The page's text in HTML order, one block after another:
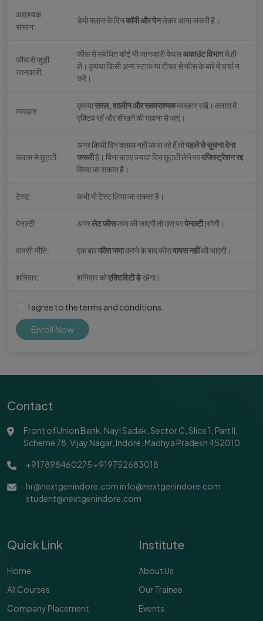
आवश्यक
सामान:
डेमो क्लास के दिनकॉपी और पेनलेकर आना जरूरी है।
फीस से जुड़ी
जानकारी:
फीस से संबंधित कोई भी जानकारी केवलअकाउंट विभागसे ही
लें। कृपया किसी अन्य स्टाफ या टीचर से फीस के बारे में चर्चा न
करें।
व्यवहार:
कृपयासरल, शालीन और सकारात्मकव्यवहार रखें। क्लास में
एक्टिव रहें और सीखने की भावना से आएं।
क्लास से छुट्टी:
अगर किसी दिन क्लास नहीं आ पा रहे हैं तोपहले से सूचना देना
जरूरीहै। बिना बताए ज़्यादा दिन छुट्टी लेने पररजिस्ट्रेशन रद्द
किया जा सकता है।
टेस्ट: कभी भी टेस्ट लिया जा सकता है।
पेनल्टी: अगरलेट फीसजमा की जाएगी तो उस परपेनल्टीलगेगी।
वापसी नीति: एक बारफीस जमाकरने के बाद फीसवापस नहींकी जाएगी।
शनिवार: शनिवार कोएक्टिविटी डेरहेगा।
I agree to the terms and conditions.
Enroll Now
Contact
Front of Union Bank, Nayi Sadak, Sector C, Slice 1, Part II,
Scheme 78, Vijay Nagar, Indore, Madhya Pradesh 452010
+917898460275 +919752683018
hr@nextgenindore.com info@nextgenindore.com
student@nextgenindore.com
Quick Link
Home
All Courses
Company Placement
Institute
About Us
Our Trainee
Events